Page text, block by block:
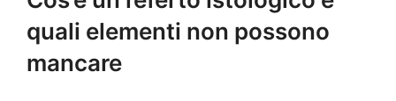
quali elementi non possono
mancare